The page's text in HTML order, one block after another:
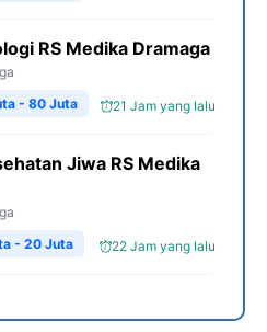
RS Medika Dramaga
21 Jam yang lalu
- 80 Juta
Jiwa RS Medika
22 Jam yang lalu
- 20 Juta